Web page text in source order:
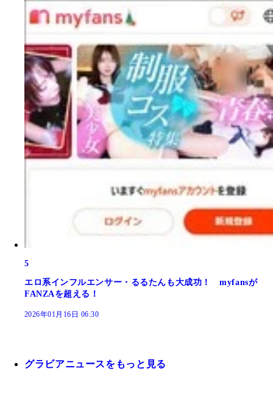
5
エロ系インフルエンサー・るるたんも大成功！ myfansが
FANZAを超える！
2026年01月16日 06:30
グラビアニュースをもっと見る